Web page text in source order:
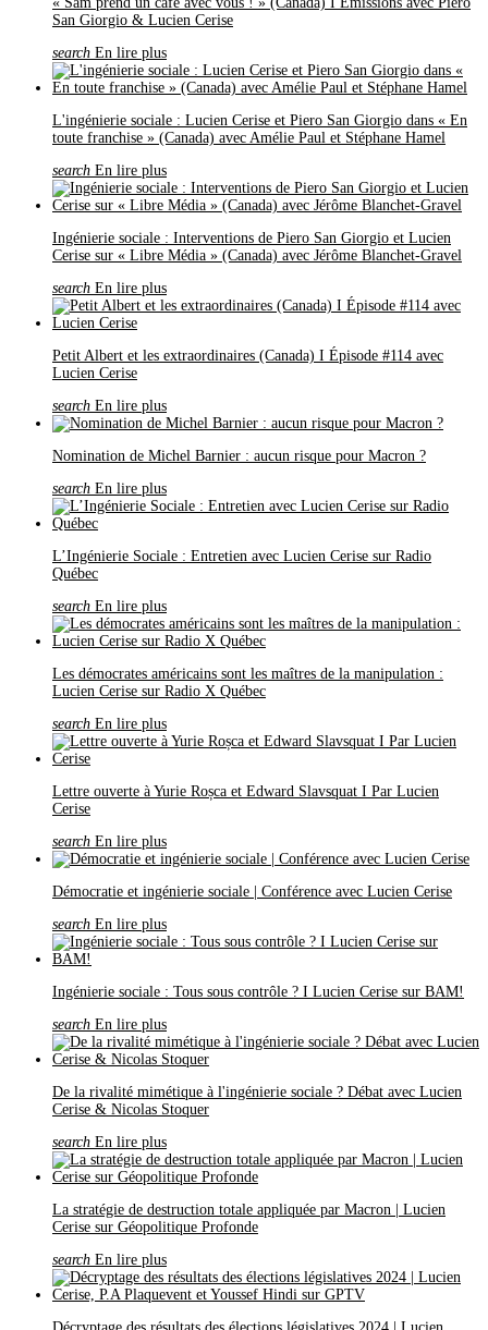
San Giorgio & Lucien Cerise
search En lire plus
L'ingénierie sociale : Lucien Cerise et Piero San Giorgio dans « En
toute franchise » (Canada) avec Amélie Paul et Stéphane Hamel
search En lire plus
Ingénierie sociale : Interventions de Piero San Giorgio et Lucien
Cerise sur « Libre Média » (Canada) avec Jérôme Blanchet-Gravel
search En lire plus
Petit Albert et les extraordinaires (Canada) I Épisode #114 avec
Lucien Cerise
search En lire plus
Nomination de Michel Barnier : aucun risque pour Macron ?
search En lire plus
L’Ingénierie Sociale : Entretien avec Lucien Cerise sur Radio
Québec
search En lire plus
Les démocrates américains sont les maîtres de la manipulation :
Lucien Cerise sur Radio X Québec
search En lire plus
Lettre ouverte à Yurie Roșca et Edward Slavsquat I Par Lucien
Cerise
search En lire plus
Démocratie et ingénierie sociale | Conférence avec Lucien Cerise
search En lire plus
Ingénierie sociale : Tous sous contrôle ? I Lucien Cerise sur BAM!
search En lire plus
De la rivalité mimétique à l'ingénierie sociale ? Débat avec Lucien
Cerise & Nicolas Stoquer
search En lire plus
La stratégie de destruction totale appliquée par Macron | Lucien
Cerise sur Géopolitique Profonde
search En lire plus